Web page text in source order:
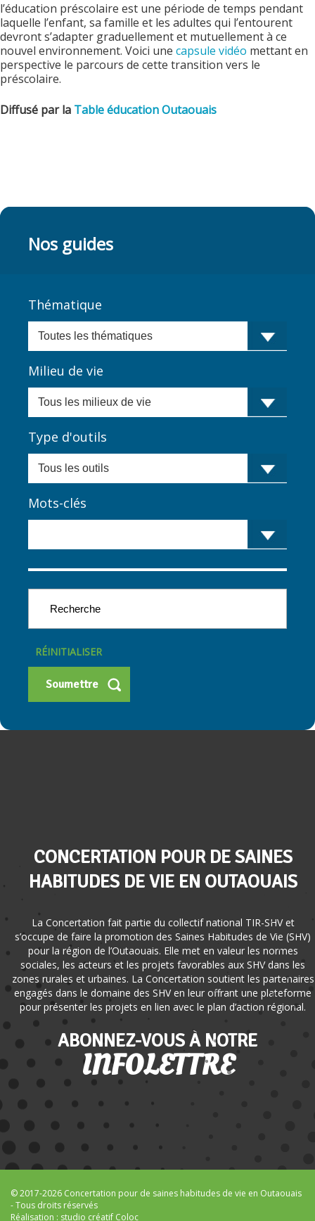
l’éducation préscolaire est une période de temps pendant
laquelle l’enfant, sa famille et les adultes qui l’entourent
devront s’adapter graduellement et mutuellement à ce
nouvel environnement. Voici une capsule vidéo mettant en
perspective le parcours de cette transition vers le
préscolaire.
Diffusé par la Table éducation Outaouais
Nos guides
Thématique
Milieu de vie
Type d'outils
Mots-clés
RÉINITIALISER
CONCERTATION POUR DE SAINES
HABITUDES DE VIE EN OUTAOUAIS
La Concertation fait partie du collectif national TIR-SHV et
s’occupe de faire la promotion des Saines Habitudes de Vie (SHV)
pour la région de l’Outaouais. Elle met en valeur les normes
sociales, les acteurs et les projets favorables aux SHV dans les
zones rurales et urbaines. La Concertation soutient les partenaires
engagés dans le domaine des SHV en leur offrant une plateforme
pour présenter les projets en lien avec le plan d’action régional.
ABONNEZ-VOUS À NOTRE
INFOLETTRE
© 2017-2026 Concertation pour de saines habitudes de vie en Outaouais
- Tous droits réservés
Réalisation : studio créatif Coloc